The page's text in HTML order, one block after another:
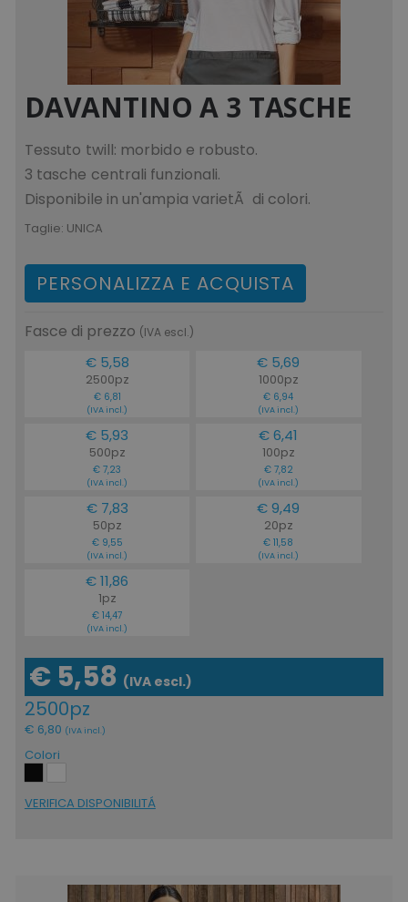
DAVANTINO A 3 TASCHE
Tessuto twill: morbido e robusto.
3 tasche centrali funzionali.
Disponibile in un'ampia varietÃ di colori.
Taglie: UNICA
PERSONALIZZA E ACQUISTA
Fasce di prezzo (IVA escl.)
€ 5,58
2500pz
€ 6,81
(IVA incl.)
€ 5,69
1000pz
€ 6,94
(IVA incl.)
€ 5,93
500pz
€ 7,23
(IVA incl.)
€ 6,41
100pz
€ 7,82
(IVA incl.)
€ 7,83
50pz
€ 9,55
(IVA incl.)
€ 9,49
20pz
€ 11,58
(IVA incl.)
€ 11,86
1pz
€ 14,47
(IVA incl.)
€ 5,58 (IVA escl.)
2500pz
€ 6,80 (IVA incl.)
Colori
VERIFICA DISPONIBILITÁ